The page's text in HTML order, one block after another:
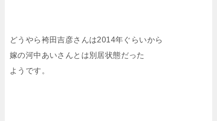
どうやら袴田吉彦さんは2014年ぐらいから
嫁の河中あいさんとは別居状態だった
ようです。